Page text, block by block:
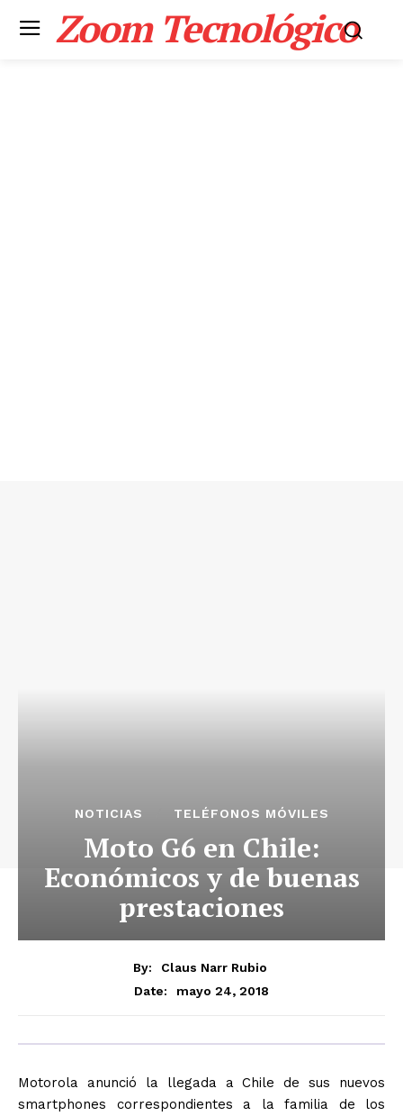
Zoom Tecnológico
NOTICIAS TELÉFONOS MÓVILES
Moto G6 en Chile:
Económicos y de buenas
prestaciones
By:
Claus Narr Rubio
Date:
mayo 24, 2018
Motorola anunció la llegada a Chile de sus nuevos
smartphones correspondientes a la familia de los